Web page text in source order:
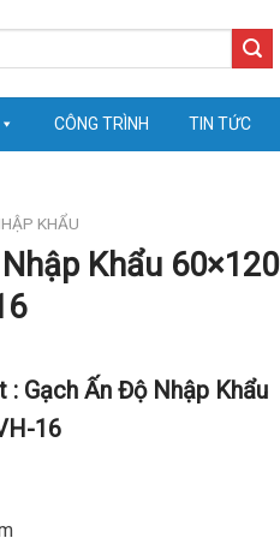
CÔNG TRÌNH TIN TỨC
KHẨU
Khẩu 60×120
: Gạch Ấn Độ Nhập Khẩu
16